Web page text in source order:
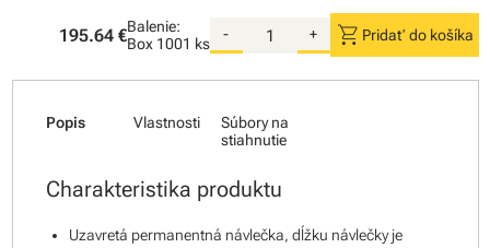
195.64 €Balenie:
Box 1001 ks
- + shopping_cart Pridať do košíka
Popis Vlastnosti
Súbory na
stiahnutie
Charakteristika produktu
Uzavretá permanentná návlečka, dĺžku návlečky je